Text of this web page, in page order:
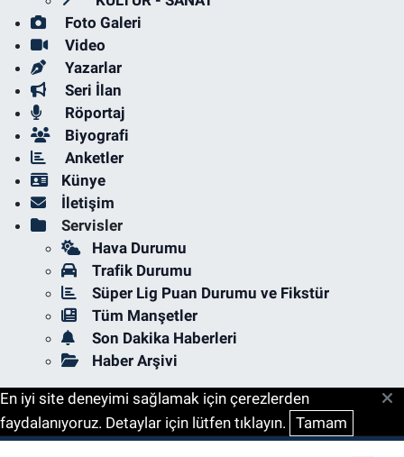
Foto Galeri
Video
Yazarlar
Seri İlan
Röportaj
Biyografi
Anketler
Künye
İletişim
Servisler
Hava Durumu
Trafik Durumu
Süper Lig Puan Durumu ve Fikstür
Tüm Manşetler
Son Dakika Haberleri
Haber Arşivi
En iyi site deneyimi sağlamak için çerezlerden
faydalanıyoruz. Detaylar için lütfen tıklayın. Tamam